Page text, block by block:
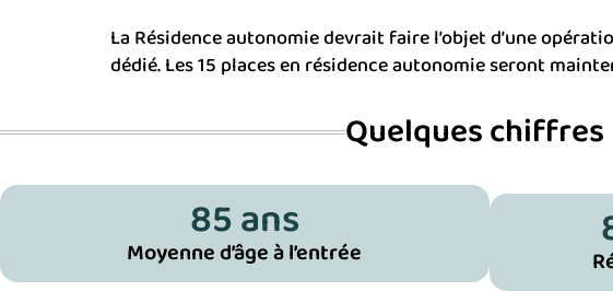
La Résidence autonomie devrait faire l’objet d’une
dédié. Les 15 places en résidence autonomie seront
Quelques chiffres
Moyenne d’âge à l’entrée
85 ans